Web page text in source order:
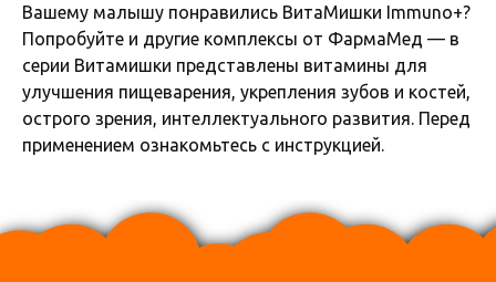
Вашему малышу понравились ВитаМишки Immuno+?
Попробуйте и другие комплексы от ФармаМед — в
серии Витамишки представлены витамины для
улучшения пищеварения, укрепления зубов и костей,
острого зрения, интеллектуального развития. Перед
применением ознакомьтесь с инструкцией.